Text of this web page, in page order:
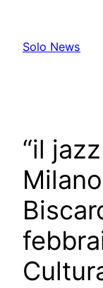
content
Solo News
“il